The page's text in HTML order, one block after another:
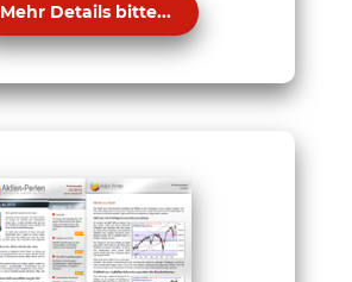
Mehr Details bitte...